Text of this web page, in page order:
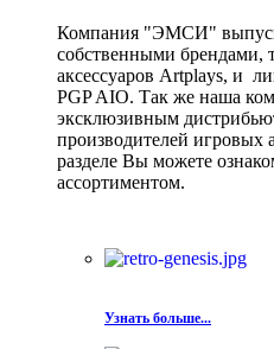
Компания "ЭМСИ"
собственными брендами,
аксессуаров Artplays, и
PGP AIO. Так же наша
эксклюзивным
производителей игровых
разделе Вы можете
ассортиментом.
Узнать больше...